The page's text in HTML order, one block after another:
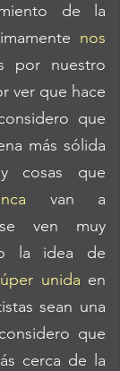
de la
nos
por nuestro
ver que hace
que
más sólida
van a
ven muy
la idea de
unida en
sean una
que
cerca de la